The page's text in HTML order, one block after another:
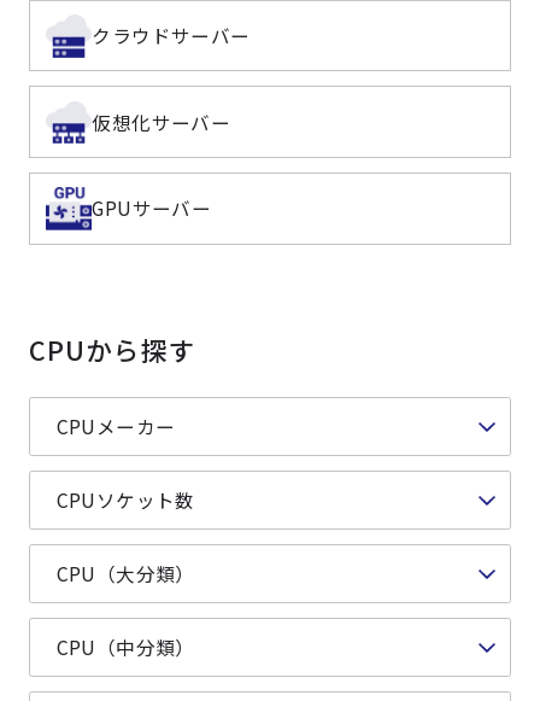
ニュース
よくある質問
採用情報
会社案内
クラウドサーバー
仮想化サーバー
GPUサーバー
CPUから探す